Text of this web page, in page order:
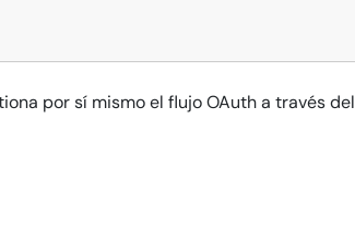
por sí mismo el flujo OAuth a través del